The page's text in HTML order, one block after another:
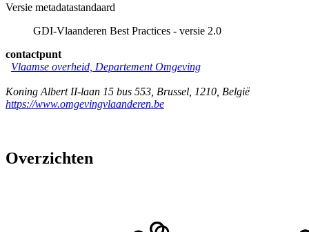
Versie metadatastandaard
GDI-Vlaanderen Best Practices - versie 2.0
contactpunt
Vlaamse overheid, Departement Omgeving
Koning Albert II-laan 15 bus 553 Brussel 1210 België
https://www.omgevingvlaanderen.be
Overzichten